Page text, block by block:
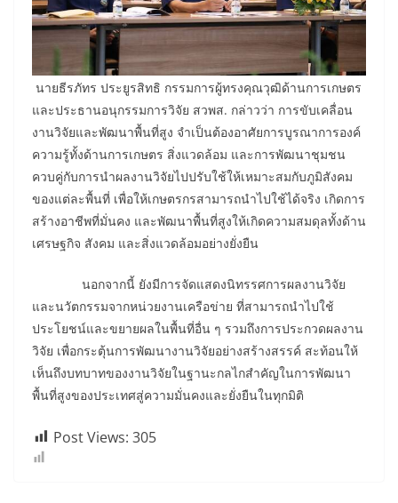
นายธีรภัทร ประยูรสิทธิ กรรมการผู้ทรงคุณวุฒิด้านการเกษตร
และประธานอนุกรรมการวิจัย สวพส. กล่าวว่า การขับเคลื่อน
งานวิจัยและพัฒนาพื้นที่สูง จำเป็นต้องอาศัยการบูรณาการองค์
ความรู้ทั้งด้านการเกษตร สิ่งแวดล้อม และการพัฒนาชุมชน
ควบคู่กับการนำผลงานวิจัยไปปรับใช้ให้เหมาะสมกับภูมิสังคม
ของแต่ละพื้นที่ เพื่อให้เกษตรกรสามารถนำไปใช้ได้จริง เกิดการ
สร้างอาชีพที่มั่นคง และพัฒนาพื้นที่สูงให้เกิดความสมดุลทั้งด้าน
เศรษฐกิจ สังคม และสิ่งแวดล้อมอย่างยั่งยืน
นอกจากนี้ ยังมีการจัดแสดงนิทรรศการผลงานวิจัย
และนวัตกรรมจากหน่วยงานเครือข่าย ที่สามารถนำไปใช้
ประโยชน์และขยายผลในพื้นที่อื่น ๆ รวมถึงการประกวดผลงาน
วิจัย เพื่อกระตุ้นการพัฒนางานวิจัยอย่างสร้างสรรค์ สะท้อนให้
เห็นถึงบทบาทของงานวิจัยในฐานะกลไกสำคัญในการพัฒนา
พื้นที่สูงของประเทศสู่ความมั่นคงและยั่งยืนในทุกมิติ
Post Views: 305